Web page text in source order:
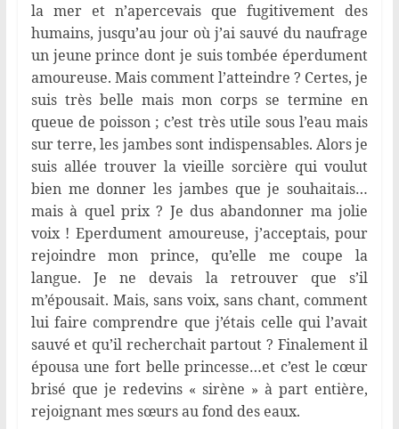
la mer et n’apercevais que fugitivement des
humains, jusqu’au jour où j’ai sauvé du naufrage
un jeune prince dont je suis tombée éperdument
amoureuse. Mais comment l’atteindre ? Certes, je
suis très belle mais mon corps se termine en
queue de poisson ; c’est très utile sous l’eau mais
sur terre, les jambes sont indispensables. Alors je
suis allée trouver la vieille sorcière qui voulut
bien me donner les jambes que je souhaitais…
mais à quel prix ? Je dus abandonner ma jolie
voix ! Eperdument amoureuse, j’acceptais, pour
rejoindre mon prince, qu’elle me coupe la
langue. Je ne devais la retrouver que s’il
m’épousait. Mais, sans voix, sans chant, comment
lui faire comprendre que j’étais celle qui l’avait
sauvé et qu’il recherchait partout ? Finalement il
épousa une fort belle princesse…et c’est le cœur
brisé que je redevins « sirène » à part entière,
rejoignant mes sœurs au fond des eaux.